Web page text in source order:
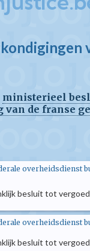
ministerieel
de franse
overheidsdienst
besluit tot
overheidsdienst
besluit tot